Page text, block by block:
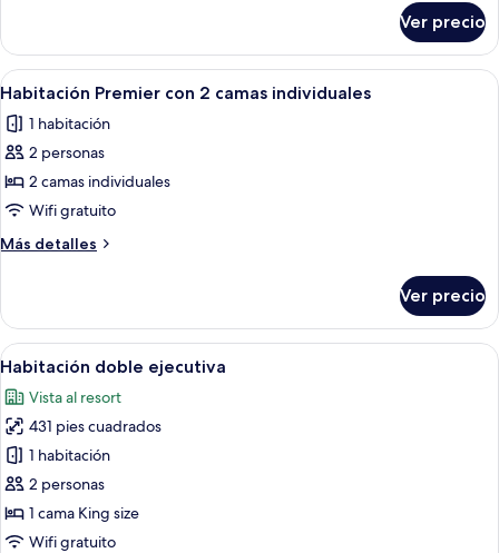
doble
Deluxe
(Premiere)
Ver precio
Abrir
todas
las
fotos
de
Habitación
Premier
con
camas
individuales
Habitación de hotel con dos camas,
11
Habitación Premier con 2 camas individuales
1 habitación
2 personas
2 camas individuales
Wifi gratuito
Más detalles
Más
Premier
con
2
individuales
Ver precio
Abrir
todas
las
fotos
de
Habitación
doble
ejecutiva
Una habitación de hotel con una
15
Habitación doble ejecutiva
Vista al resort
431 pies cuadrados
1 habitación
2 personas
1 cama King size
Wifi gratuito